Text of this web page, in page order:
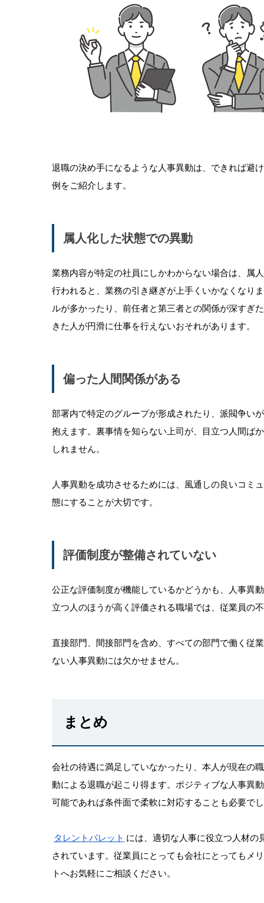
退職の決め手になるような人事異動は、できれば避
例をご紹介します。
属人化した状態での異動
業務内容が特定の社員にしかわからない場合は、属
行われると、業務の引き継ぎが上手くいかなくなり
ルが多かったり、前任者と第三者との関係が深すぎ
きた人が円滑に仕事を行えないおそれがあります。
偏った人間関係がある
部署内で特定のグループが形成されたり、派閥争い
抱えます。裏事情を知らない上司が、目立つ人間ば
しれません。
人事異動を成功させるためには、風通しの良いコミ
態にすることが大切です。
評価制度が整備されていない
公正な評価制度が機能しているかどうかも、人事異
立つ人のほうが高く評価される職場では、従業員の
直接部門、間接部門を含め、すべての部門で働く従
ない人事異動には欠かせません。
まとめ
会社の待遇に満足していなかったり、本人が現在の
動による退職が起こり得ます。ポジティブな人事異
可能であれば条件面で柔軟に対応することも必要で
タレントパレット には、適切な人事に役立つ人材の
されています。従業員にとっても会社にとってもメ
トへお気軽にご相談ください。